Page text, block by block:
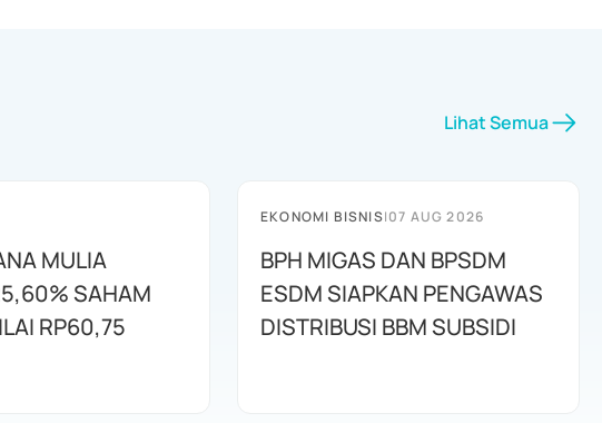
Lihat Semua
MULIA
SAHAM
RP60,75
EKONOMI BISNIS|07 AUG 2026
BPH MIGAS DAN BPSDM
ESDM SIAPKAN PENGAWAS
DISTRIBUSI BBM SUBSIDI